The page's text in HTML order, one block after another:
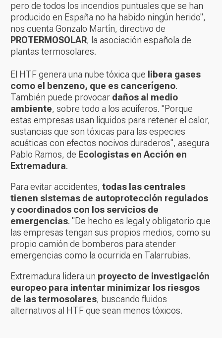
pero de todos los incendios puntuales que se han
producido en España no ha habido ningún herido",
nos cuenta Gonzalo Martín, directivo de
PROTERMOSOLAR, la asociación española de
plantas termosolares.
El HTF genera una nube tóxica que libera gases
como el benzeno, que es cancerígeno.
También puede provocar daños al medio
ambiente, sobre todo a los acuíferos. "Porque
estas empresas usan líquidos para retener el calor,
sustancias que son tóxicas para las especies
acuáticas con efectos nocivos duraderos", asegura
Pablo Ramos, de Ecologistas en Acción en
Extremadura.
Para evitar accidentes, todas las centrales
tienen sistemas de autoprotección regulados
y coordinados con los servicios de
emergencias. "De hecho es legal y obligatorio que
las empresas tengan sus propios medios, como su
propio camión de bomberos para atender
emergencias como la ocurrida en Talarrubias.
Extremadura lidera un proyecto de investigación
europeo para intentar minimizar los riesgos
de las termosolares, buscando fluidos
alternativos al HTF que sean menos tóxicos.